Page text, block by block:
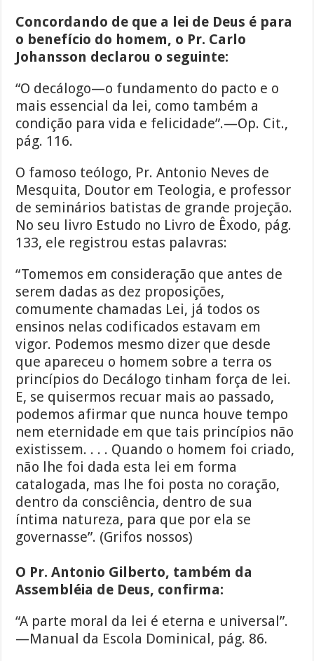
Concordando de que a lei de Deus é para
o benefício do homem, o Pr. Carlo
Johansson declarou o seguinte:
“O decálogo—o fundamento do pacto e o
mais essencial da lei, como também a
condição para vida e felicidade”.—Op. Cit.,
pág. 116.
O famoso teólogo, Pr. Antonio Neves de
Mesquita, Doutor em Teologia, e professor
de seminários batistas de grande projeção.
No seu livro Estudo no Livro de Êxodo, pág.
133, ele registrou estas palavras:
“Tomemos em consideração que antes de
serem dadas as dez proposições,
comumente chamadas Lei, já todos os
ensinos nelas codificados estavam em
vigor. Podemos mesmo dizer que desde
que apareceu o homem sobre a terra os
princípios do Decálogo tinham força de lei.
E, se quisermos recuar mais ao passado,
podemos afirmar que nunca houve tempo
nem eternidade em que tais princípios não
existissem. . . . Quando o homem foi criado,
não lhe foi dada esta lei em forma
catalogada, mas lhe foi posta no coração,
dentro da consciência, dentro de sua
íntima natureza, para que por ela se
governasse”. (Grifos nossos)
O Pr. Antonio Gilberto, também da
Assembléia de Deus, confirma:
“A parte moral da lei é eterna e universal”.
—Manual da Escola Dominical, pág. 86.